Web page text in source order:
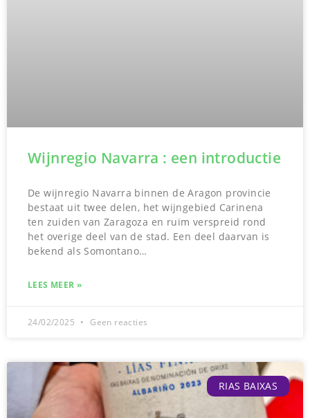
Wijnregio Navarra : een introductie
De wijnregio Navarra binnen de Aragon provincie
bestaat uit twee delen, het wijngebied Carinena
ten zuiden van Zaragoza en ruim verspreid rond
het overige deel van de stad. Een deel daarvan is
bekend als Somontano…
LEES MEER »
24/02/2025 Geen reacties
RIAS BAIXAS